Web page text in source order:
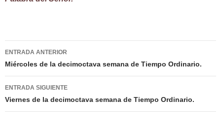
Navegación
de
entradas
ENTRADA ANTERIOR
Miércoles de la decimoctava semana de Tiempo Ordinario.
ENTRADA SIGUIENTE
Viernes de la decimoctava semana de Tiempo Ordinario.